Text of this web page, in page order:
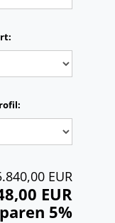
EUR
EUR
5%